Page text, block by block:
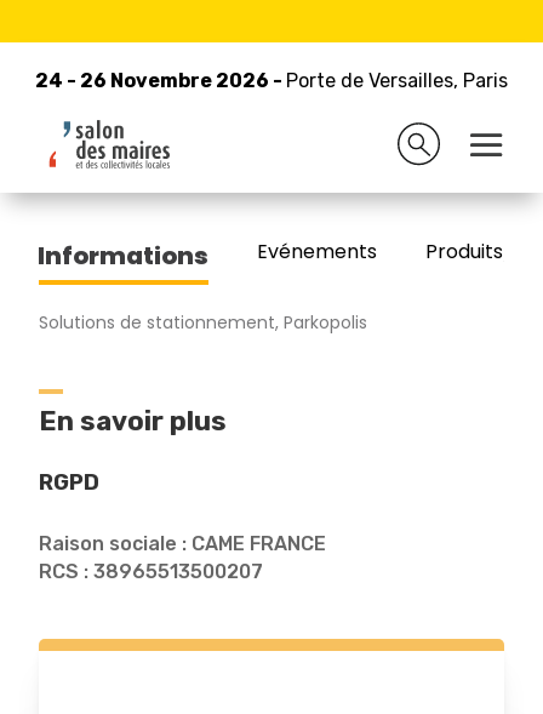
24 - 26 Novembre 2026 - Porte de Versailles, Paris
24 - 26 Novembre 2026 - Porte de Versailles, Paris
Retour à la liste des exposants
CAME FRANCE
Informations Evénements Produits/
Solutions de stationnement, Parkopolis
En savoir plus
RGPD
Raison sociale : CAME FRANCE
RCS : 38965513500207